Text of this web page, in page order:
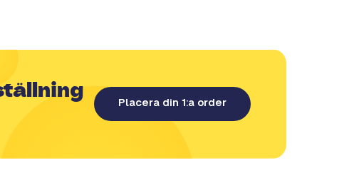
Placera din 1:a order